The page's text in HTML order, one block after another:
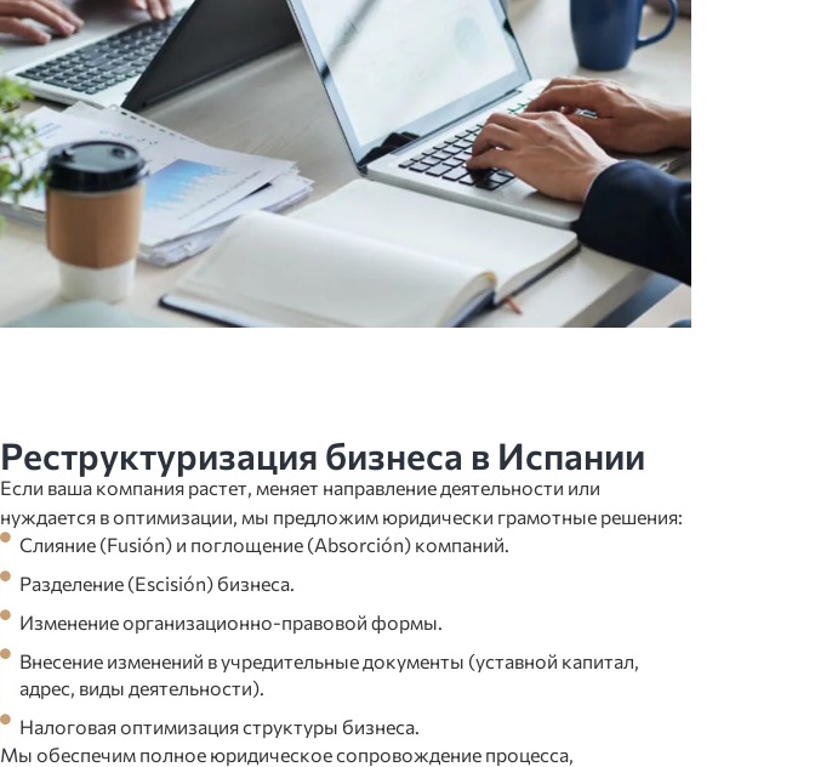
Реструктуризация бизнеса в Испании
Если ваша компания растет, меняет направление деятельности или
нуждается в оптимизации, мы предложим юридически грамотные решения:
Слияние (Fusión) и поглощение (Absorción) компаний.
Разделение (Escisión) бизнеса.
Изменение организационно-правовой формы.
Внесение изменений в учредительные документы (уставной капитал,
адрес, виды деятельности).
Налоговая оптимизация структуры бизнеса.
Мы обеспечим полное юридическое сопровождение процесса,